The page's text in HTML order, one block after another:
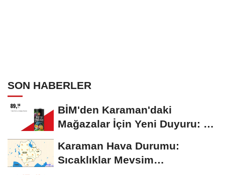
SON HABERLER
BİM'den Karaman'daki
Mağazalar İçin Yeni Duyuru: 11
Karaman Hava Durumu:
Sıcaklıklar Mevsim